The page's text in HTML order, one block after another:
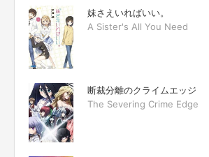
妹さえいればいい。
A Sister's All You Need
断裁分離のクライムエッジ
The Severing Crime Edge